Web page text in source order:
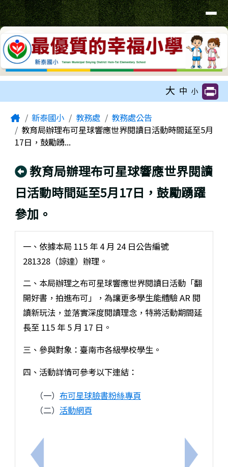
跳至主內容區
臺南市新泰國小網站
導覽列
大 中 小
Home新泰國小 教務處
教務處公告
教育局辦理布可星球響應世界閱讀日活動時間延至5月
17日，鼓勵踴...
回上頁
教育局辦理布可星球響應世界閱讀
日活動時間延至5月17日，鼓勵踴躍
參加。
上一筆：114校外人士入校教學注意事項與原則
一、依據本局 115 年 4 月 24 日公告編號
281328（諒達）辦理。
二、本局辦理之布可星球響應世界閱讀日活動「翻
開好書，拍進布可」，為讓更多學生能體驗 AR 閱
讀新玩法，並落實深度閱讀理念，特將活動期間延
長至 115 年 5 月 17 日。
三、參與對象：臺南市各級學校學生。
四、活動詳情可參考以下連結：
（一） 布可星球臉書粉絲專頁
（二） 活動網頁
下一筆：